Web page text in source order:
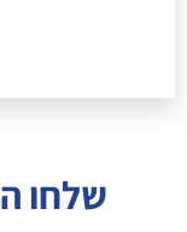
שלחו